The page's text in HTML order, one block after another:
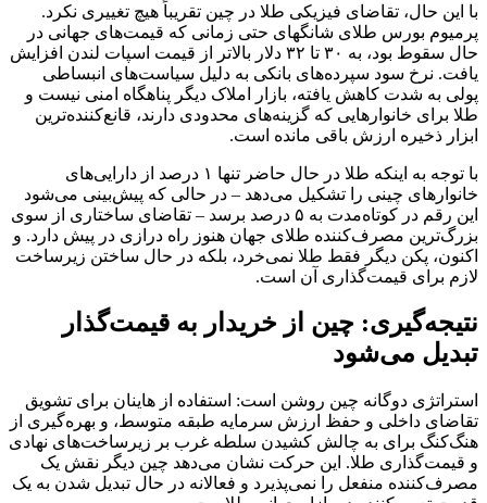
با این حال، تقاضای فیزیکی طلا در چین تقریباً هیچ تغییری نکرد.
پرمیوم بورس طلای شانگهای حتی زمانی که قیمت‌های جهانی در
حال سقوط بود، به ۳۰ تا ۳۲ دلار بالاتر از قیمت اسپات لندن افزایش
یافت. نرخ سود سپرده‌های بانکی به دلیل سیاست‌های انبساطی
پولی به شدت کاهش یافته، بازار املاک دیگر پناهگاه امنی نیست و
طلا برای خانوارهایی که گزینه‌های محدودی دارند، قانع‌کننده‌ترین
ابزار ذخیره ارزش باقی مانده است.
با توجه به اینکه طلا در حال حاضر تنها ۱ درصد از دارایی‌های
خانوارهای چینی را تشکیل می‌دهد – در حالی که پیش‌بینی می‌شود
این رقم در کوتاه‌مدت به ۵ درصد برسد – تقاضای ساختاری از سوی
بزرگ‌ترین مصرف‌کننده طلای جهان هنوز راه درازی در پیش دارد. و
اکنون، پکن دیگر فقط طلا نمی‌خرد، بلکه در حال ساختن زیرساخت
لازم برای قیمت‌گذاری آن است.
نتیجه‌گیری: چین از خریدار به قیمت‌گذار
تبدیل می‌شود
استراتژی دوگانه چین روشن است: استفاده از هاینان برای تشویق
تقاضای داخلی و حفظ ارزش سرمایه طبقه متوسط، و بهره‌گیری از
هنگ‌کنگ برای به چالش کشیدن سلطه غرب بر زیرساخت‌های نهادی
و قیمت‌گذاری طلا. این حرکت نشان می‌دهد چین دیگر نقش یک
مصرف‌کننده منفعل را نمی‌پذیرد و فعالانه در حال تبدیل شدن به یک